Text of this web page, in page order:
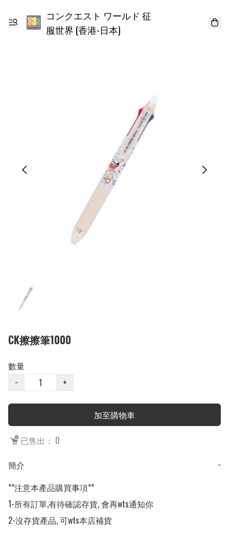
コンクエスト ワールド 征
服世界 (香港-日本)
CK擦擦筆1000
數量
−
+
加至購物車
已售出： 0
簡介
−
**注意本產品購買事項**
1-所有訂單,有待確認存貨, 會再wts通知你
2-沒存貨產品, 可wts本店補貨